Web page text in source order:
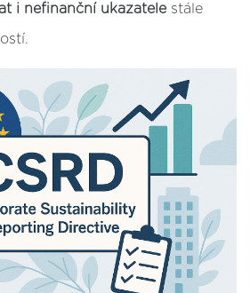
i nefinanční ukazatele stále